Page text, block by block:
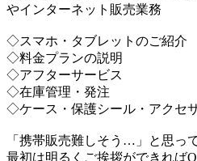
やインターネット販売業務
◇スマホ・タブレットのご紹介
◇料金プランの説明
◇アフターサービス
◇在庫管理・発注
◇ケース・保護シール・アクセ
「携帯販売難しそう…」と思っ
最初は明るくご挨拶ができれば